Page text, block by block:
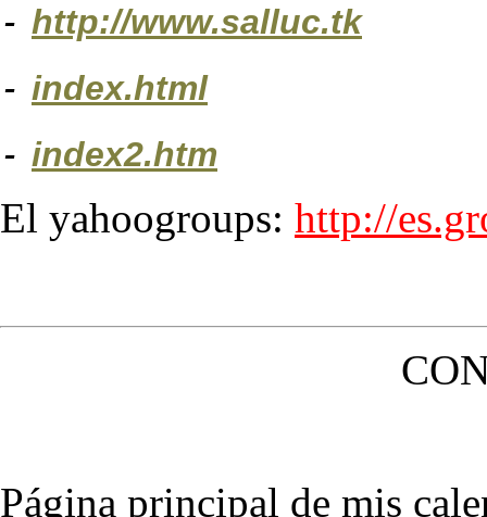
- http://www.salluc.tk
- index.html
- index2.htm
El yahoogroups: http://
Página principal de mis